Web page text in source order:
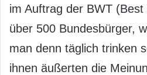
im Auftrag der BWT (Best
über 500 Bundesbürger,
man denn täglich trinken
ihnen äußerten die